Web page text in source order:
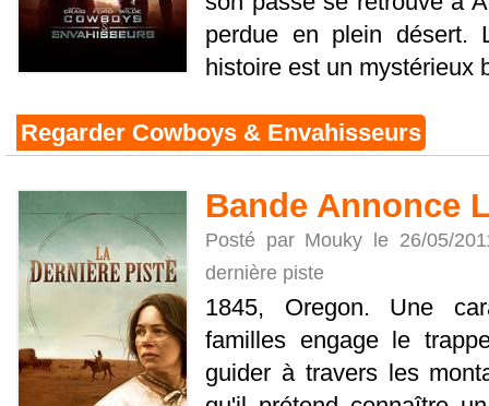
perdue en plein désert.
histoire est un mystérieux
Regarder Cowboys & Envahisseurs
Bande Annonce
Posté par Mouky le 26/05/
dernière piste
1845, Oregon. Une
familles engage le
guider à travers les